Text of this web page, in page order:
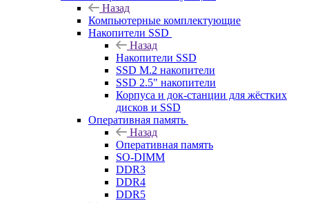
Назад
Компьютерные комплектующие
Накопители SSD
Назад
Накопители SSD
SSD M.2 накопители
SSD 2.5" накопители
Корпуса и док-станции для жёстких
дисков и SSD
Оперативная память
Назад
Оперативная память
SO-DIMM
DDR3
DDR4
DDR5